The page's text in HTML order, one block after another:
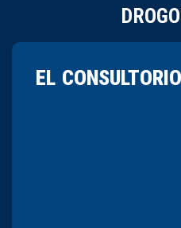
EL